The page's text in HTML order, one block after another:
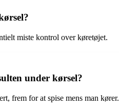
miste kontrol over køretøjet.
under kørsel?
frem for at spise mens man kører.